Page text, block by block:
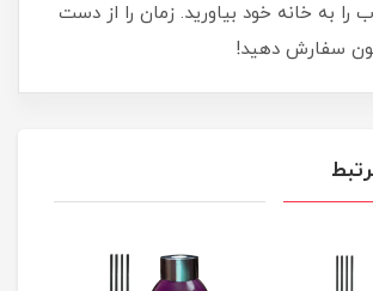
به خانه خود بیاورید. زمان را از دست
سفارش دهید!